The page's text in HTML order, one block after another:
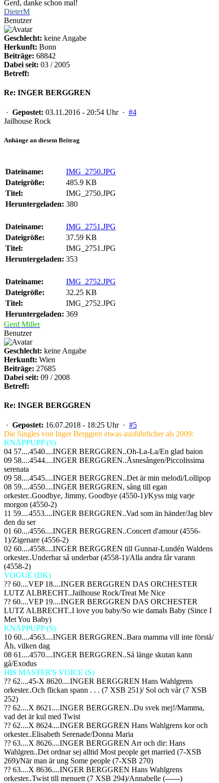
Gerd, danke schon mal!
DieterM
Benutzer
Geschlecht: keine Angabe
Herkunft: Bonn
Beiträge: 68842
Dabei seit: 03 / 2005
Betreff:
Re: INGER BERGGREN
· Gepostet: 03.11.2016 - 20:54 Uhr · #4
Jailhouse Rock
Anhänge an diesem Beitrag
Dateiname:
IMG_2750.JPG
Dateigröße:
485.9 KB
Titel:
IMG_2750.JPG
Heruntergeladen: 380
Dateiname:
IMG_2751.JPG
Dateigröße:
37.59 KB
Titel:
IMG_2751.JPG
Heruntergeladen: 353
Dateiname:
IMG_2752.JPG
Dateigröße:
32.25 KB
Titel:
IMG_2752.JPG
Heruntergeladen: 369
Gerd Miller
Benutzer
Geschlecht: keine Angabe
Herkunft: Wien
Beiträge: 27685
Dabei seit: 09 / 2008
Betreff:
Re: INGER BERGGREN
· Gepostet: 16.07.2018 - 18:25 Uhr · #5
Die Singles von Inger Berggren etwas ausführlicher als 2009:
KNÄPPUPP (S)
04 57....4540....INGER BERGGREN..Oh-La-La/En glad baion
09 58....4544....INGER BERGGREN..Åsnesången/Piccolissima
serenata
09 58....4545....INGER BERGGREN..Det är min melodi/Lollipop
08 59....4550....INGER BERGGREN, sång till egan
orkester..Goodbye, Jimmy, Goodbye (4550-1)/Kyss mig varje
morgon (4550-2)
11 59....4553....INGER BERGGREN..Vad som än händer/Jag blev
den du ser
01 60....4556....INGER BERGGREN..Concert d'amour (4556-
1)/Zigenare (4556-2)
02 60....4558....INGER BERGGREN till Gunnar-Lundén Waldens
orkester..Underbar så underbar (4558-1)/Alla andra får varann
(4558-2)
VOGUE (DK)
?? 60....VEP 18....INGER BERGGREN DAS ORCHESTER
LUTZ ALBRECHT..Jailhouse Rock/Treat Me Nice
?? 60....VEP 19....INGER BERGGREN DAS ORCHESTER
LUTZ ALBRECHT..I love you baby/So wie damals Baby (Since I
Met You Baby)
KNÄPPUPP (S)
10 60....4563....INGER BERGGREN..Bara mamma vill inte förstå/
Åh, vilken dag
08 61....4570....INGER BERGGREN..Så länge skutan kann
gå/Exodus
HIS MASTER'S VOICE (S)
?? 62....45-X 8620....INGER BERGGREN Hans Wahlgrens
orkester..Och flickan spann . . . (7 XSB 251)/ Sol och vår (7 XSB
252)
?? 62....X 8621....INGER BERGGREN..Du svek mej!/Mamma,
vad det är kul med Twist
?? 62....X 8624....INGER BERGGREN Hans Wahlgrens kor och
orkester..Elisabeth Serenade/Donna Maria
?? 63....X 8626....INGER BERGGREN Arr och dir: Hans
Wahlgren..Det ordnar sej alltid Most people get married (7-XSB
269)/När man är ung Some people (7-XSB 270)
?? 63....X 8636....INGER BERGGREN Hans Wahlgrens
orkester..Twist till menuett (7 XSB 294)/Annabelle (------)